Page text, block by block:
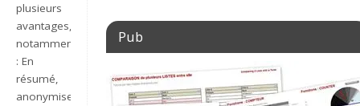
plusieurs
avantages,
notamment
: En
résumé,
anonymiser
Pub